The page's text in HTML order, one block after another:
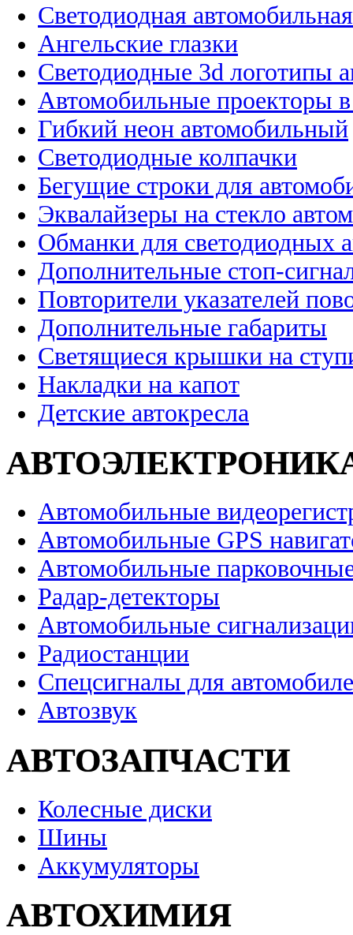
Светодиодная
Ангельские глазки
Светодиодные 3d логотипы
Автомобильные проекторы
Гибкий неон автомобильный
Светодиодные колпачки
Бегущие строки для
Эквалайзеры на стекло
Обманки для светодиодных
Дополнительные стоп-
Повторители указателей
Дополнительные габариты
Светящиеся крышки на
Накладки на капот
Детские автокресла
Автомобильные
Автомобильные GPS
Автомобильные
Радар-детекторы
Автомобильные
Радиостанции
Спецсигналы для
Автозвук
АВТОЗАПЧАСТИ
Колесные диски
Шины
Аккумуляторы
АВТОХИМИЯ